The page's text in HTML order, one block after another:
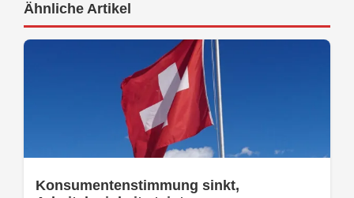
Ähnliche Artikel
Konsumentenstimmung sinkt,